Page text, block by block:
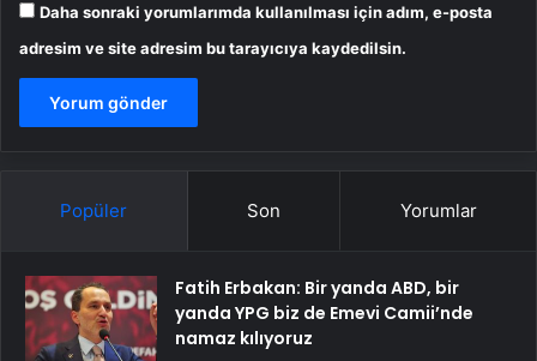
Daha sonraki yorumlarımda kullanılması için adım, e-posta
adresim ve site adresim bu tarayıcıya kaydedilsin.
Popüler Son Yorumlar
Fatih Erbakan: Bir yanda ABD, bir
yanda YPG biz de Emevi Camii’nde
namaz kılıyoruz